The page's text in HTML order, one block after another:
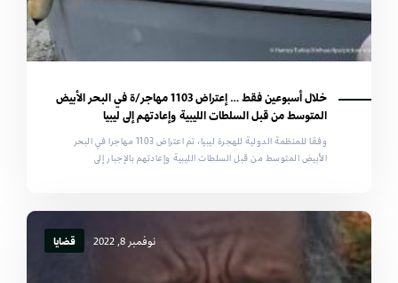
خلال أسبوعين فقط … إعتراض 1103 مهاجر/ة في البحر الأبيض
المتوسط من قبل السلطات الليبية وإعادتهم إلى ليبيا
وفقا للمنظمة الدولية للهجرة ليبيا، تم اعتراض 1103 مهاجرا في البحر
الأبيض المتوسط من قبل السلطات الليبية وإعادتهم بالإجبار إلى
نوفمبر 8, 2022 قضايا